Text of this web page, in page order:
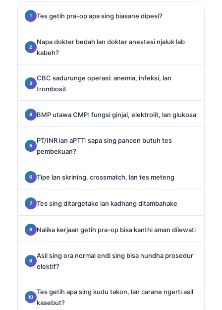
Tes getih pra-op apa sing biasane dipesi?
Napa dokter bedah lan dokter anestesi njaluk lab
kabeh?
CBC sadurunge operasi: anemia, infeksi, lan
trombosit
BMP utawa CMP: fungsi ginjal, elektrolit, lan glukosa
PT/INR lan aPTT: sapa sing pancen butuh tes
pembekuan?
Tipe lan skrining, crossmatch, lan tes meteng
Tes sing ditargetake lan kadhang ditambahake
Nalika kerjaan getih pra-op bisa kanthi aman dilewati
Asil sing ora normal endi sing bisa nundha prosedur
elektif?
Tes getih apa sing kudu takon, lan carane ngerti asil
kasebut?